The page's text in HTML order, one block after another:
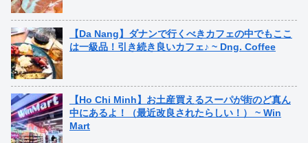
【Da Nang】ダナンで行くべきカフェの中でもここ
は一級品！引き続き良いカフェ♪ ~ Dng. Coffee
【Ho Chi Minh】お土産買えるスーパが街のど真ん
中にあるよ！（最近改良されたらしい！） ~ Win
Mart